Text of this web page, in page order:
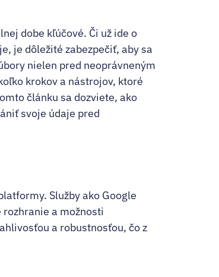
dobe kľúčové. Či už ide o
je dôležité zabezpečiť, aby sa
nielen pred neoprávneným
krokov a nástrojov, ktoré
článku sa dozviete, ako
svoje údaje pred
Služby ako Google
a možnosti
a robustnosťou, čo z